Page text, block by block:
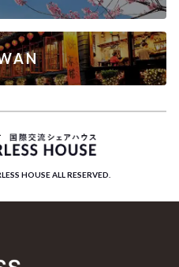
HOUSE ALL RESERVED.